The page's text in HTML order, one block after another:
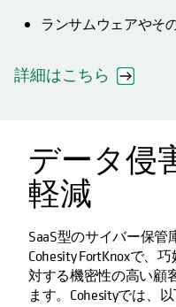
ランサムウェアやそ
詳細はこちら
データ侵
軽減
SaaS型のサイバー保
Cohesity FortKnoxで、
対する機密性の高い顧
ます。Cohesityでは、